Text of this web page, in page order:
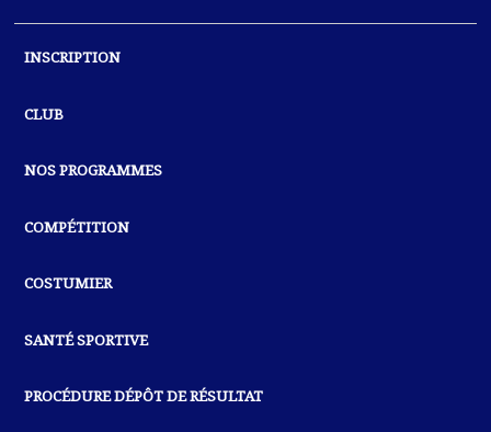
INSCRIPTION
CLUB
NOS PROGRAMMES
COMPÉTITION
COSTUMIER
SANTÉ SPORTIVE
PROCÉDURE DÉPÔT DE RÉSULTAT